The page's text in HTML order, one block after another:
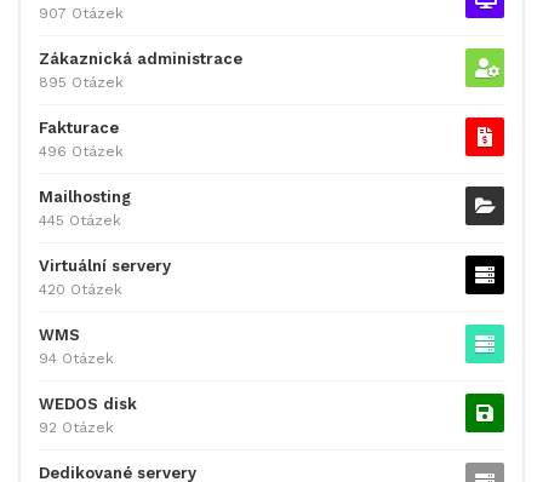
907 Otázek
Zákaznická administrace
895 Otázek
Fakturace
496 Otázek
Mailhosting
445 Otázek
Virtuální servery
420 Otázek
WMS
94 Otázek
WEDOS disk
92 Otázek
Dedikované servery